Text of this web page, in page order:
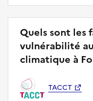
Quels sont les
vulnérabilité
climatique à
TACCT